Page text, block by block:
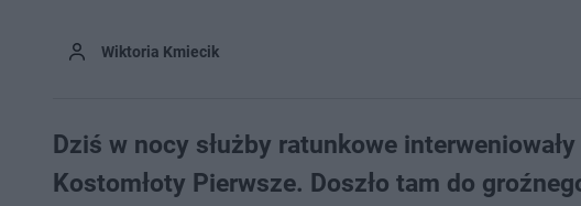
Wiktoria Kmiecik
Dziś w nocy służby ratunkowe
Kostomłoty Pierwsze. Doszło tam do